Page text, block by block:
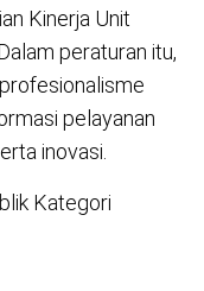
Kinerja Unit
peraturan itu,
pelayanan
inovasi.
Kategori